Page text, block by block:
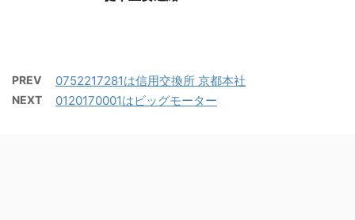
PREV 0752217281は信用交換所 京都本社
NEXT 0120170001はビッグモーター